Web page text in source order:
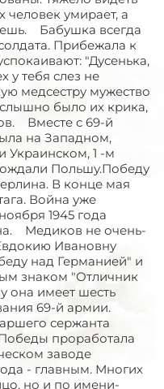
человек умирает, а
Бабушка всегда
Прибежала к
"Дусенька,
у тебя слез не
медсестру мужество
было их крика,
Вместе с 69-й
на Западном,
1 -м
Польшу.Победу
В конце мая
Война уже
1945 года
Медиков не очень-
Ивановну
над Германией" и
знаком "Отличник
она имеет шесть
69-й армии.
сержанта
проработала
заводе
- главным. Многих
но и по имени-